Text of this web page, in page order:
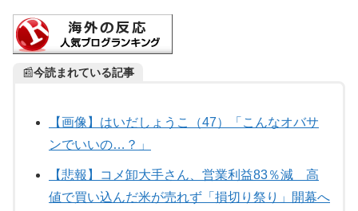
📰今読まれている記事
【画像】はいだしょうこ（47）「こんなオバサ
ンでいいの…？」
【悲報】コメ卸大手さん、営業利益83％減 高
値で買い込んだ米が売れず「損切り祭り」開幕へ